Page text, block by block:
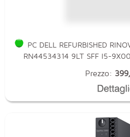
PC DELL REFURBISHED
RN44534314 9LT SFF I5-
Prezzo: